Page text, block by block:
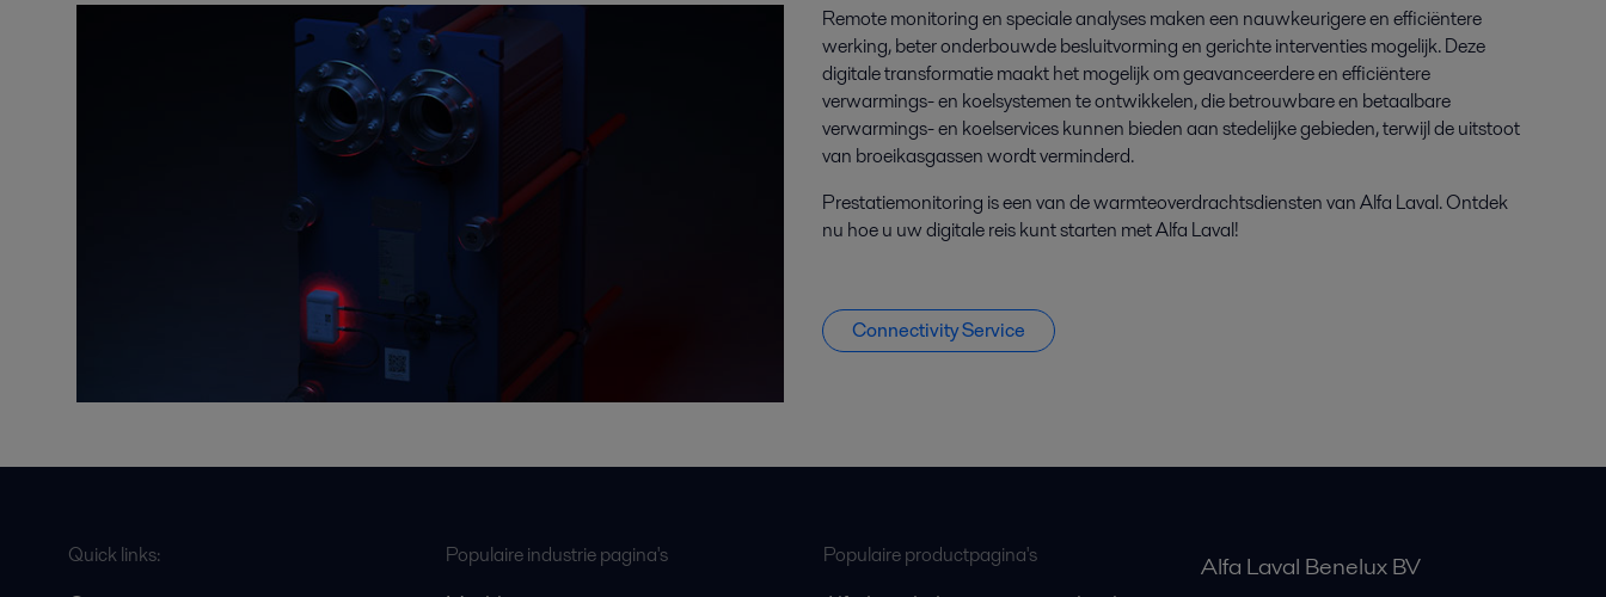
Remote monitoring en speciale analyses maken een nauwkeurigere en efficiëntere
werking, beter onderbouwde besluitvorming en gerichte interventies mogelijk. Deze
digitale transformatie maakt het mogelijk om geavanceerdere en efficiëntere
verwarmings- en koelsystemen te ontwikkelen, die betrouwbare en betaalbare
verwarmings- en koelservices kunnen bieden aan stedelijke gebieden, terwijl de uitstoot
van broeikasgassen wordt verminderd.
Prestatiemonitoring is een van de warmteoverdrachtsdiensten van Alfa Laval. Ontdek
nu hoe u uw digitale reis kunt starten met Alfa Laval!
Connectivity Service
Quick links: Populaire industrie pagina's Populaire productpagina's Alfa Laval Benelux BV